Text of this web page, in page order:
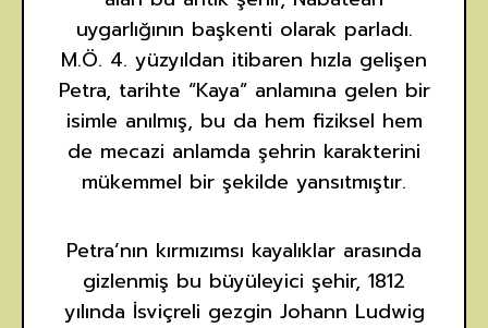
uygarlığının başkenti olarak parladı.
M.Ö. 4. yüzyıldan itibaren hızla gelişen
Petra, tarihte “Kaya” anlamına gelen bir
isimle anılmış, bu da hem fiziksel hem
de mecazi anlamda şehrin karakterini
mükemmel bir şekilde yansıtmıştır.
Petra’nın kırmızımsı kayalıklar arasında
gizlenmiş bu büyüleyici şehir, 1812
yılında İsviçreli gezgin Johann Ludwig